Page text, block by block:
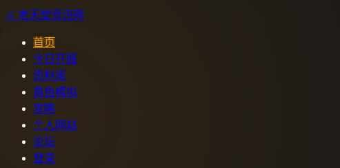
⚔️ 老天堂资讯网
首页
今日开服
资料库
角色模拟
攻略
个人网站
论坛
登录